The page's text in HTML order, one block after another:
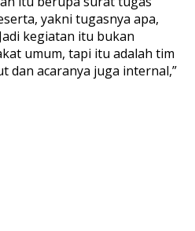
yakni tugasnya apa,
kegiatan itu bukan
umum, tapi itu adalah tim
dan acaranya juga internal,”